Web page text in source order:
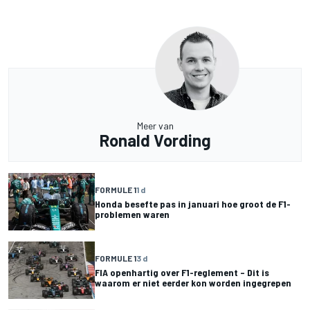
Meer van
Ronald Vording
FORMULE 11 d
Honda besefte pas in januari hoe groot de F1-
problemen waren
FORMULE 13 d
FIA openhartig over F1-reglement – Dit is
waarom er niet eerder kon worden ingegrepen